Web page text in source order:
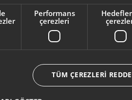
AR406015
Olimpia Prime Hepa
Hava Çıkış Filtresi
Performans
çerezleri
TÜM ÇEREZLERI